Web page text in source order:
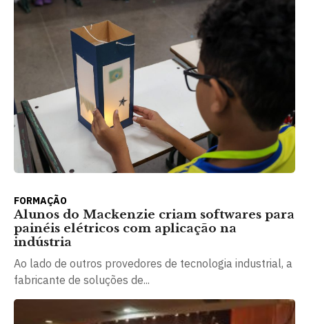
FORMAÇÃO
Alunos do Mackenzie criam softwares para
painéis elétricos com aplicação na
indústria
Ao lado de outros provedores de tecnologia industrial, a
fabricante de soluções de...